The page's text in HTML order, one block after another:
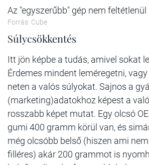
Az "egyszerűbb" gép nem
Forrás: Cube
Súlycsökkentés
Itt jön képbe a tudás, amivel sokat
Érdemes mindent leméregetni,
neten a valós súlyokat. Sajnos a
(marketing)adatokhoz képest a
rosszabb képet mutat. Egy olcsó
gumi 400 gramm körül van, és
még olcsóbb belső (hiszen ami
filléres) akár 200 grammot is